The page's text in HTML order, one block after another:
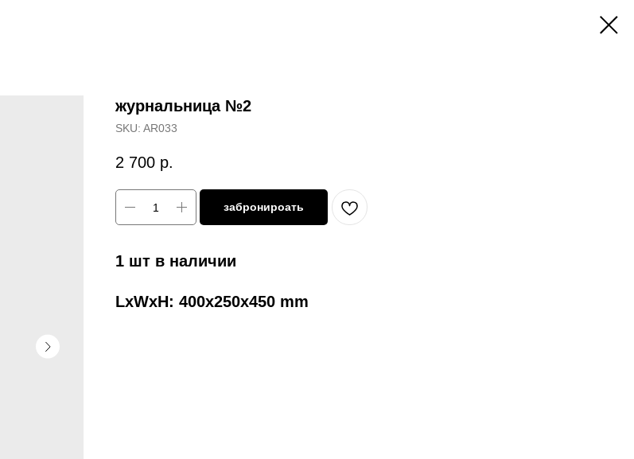
журнальница №2
SKU: AR033
2 700 р.
забронироать
1 шт в наличии
LxWxH: 400x250x450 mm